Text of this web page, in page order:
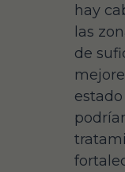
hay
las
de